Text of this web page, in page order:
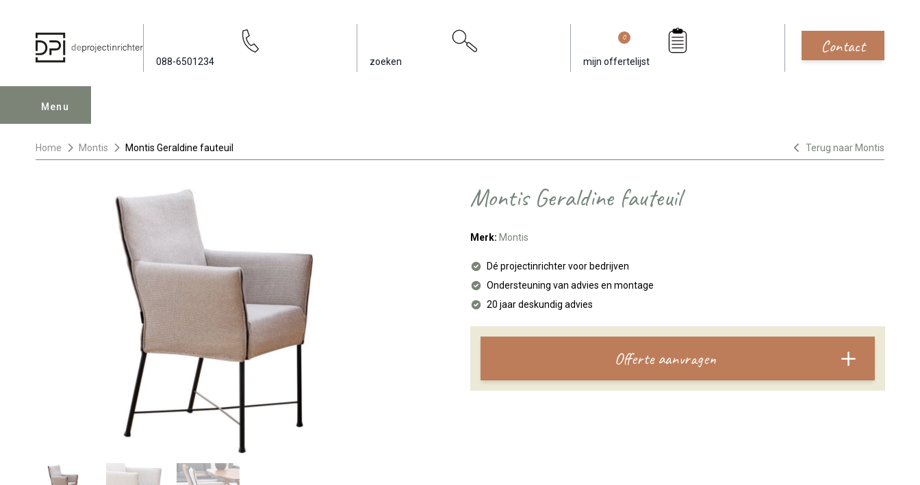
088-6501234 zoeken mijn offertelijst
0 Contact
Menu
Home Montis Montis Geraldine fauteuil Terug naar Montis
Montis Geraldine fauteuil
Merk: Montis
Dé projectinrichter voor bedrijven
Ondersteuning van advies en montage
20 jaar deskundig advies
Offerte aanvragen